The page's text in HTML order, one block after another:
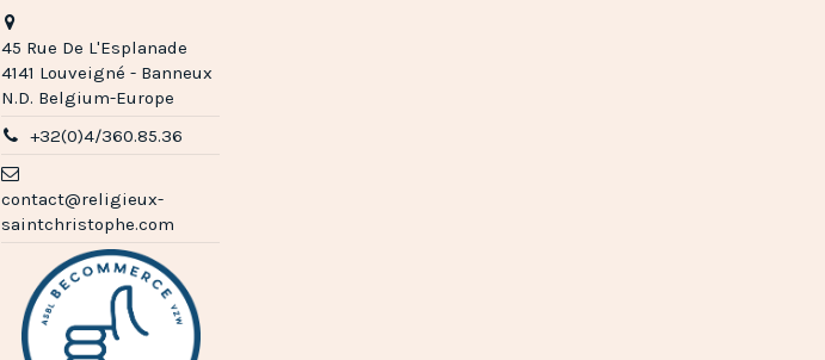
45 Rue De L'Esplanade
4141 Louveigné - Banneux
N.D. Belgium-Europe
+32(0)4/360.85.36
contact@religieux-
saintchristophe.com